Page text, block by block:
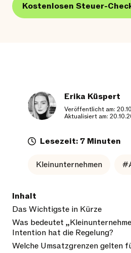
Kostenlosen Steuer-
Erika Küspert
Veröffentlicht am:
Aktualisiert am:
Lesezeit: 7 Minuten
Kleinunternehmen
Inhalt
Das Wichtigste in Kürze
Was bedeutet
Intention hat die Regelung?
Welche Umsatzgrenzen gelten